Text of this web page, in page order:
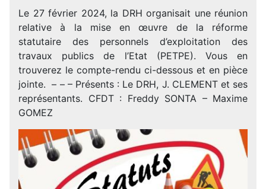
Le 27 février 2024, la DRH organisait une réunion
relative à la mise en œuvre de la réforme
statutaire des personnels d’exploitation des
travaux publics de l’Etat (PETPE). Vous en
trouverez le compte-rendu ci-dessous et en pièce
jointe. – – – Présents : Le DRH, J. CLEMENT et ses
représentants. CFDT : Freddy SONTA – Maxime
GOMEZ